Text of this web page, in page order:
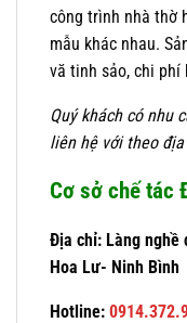
công trình nhà thờ
mẫu khác nhau.
vă tinh sảo, chi phí
Quý khách có nhu
liên hệ với theo
Cơ sở chế tác
Địa chỉ: Làng nghề
Hoa Lư- Ninh Bình
Hotline: